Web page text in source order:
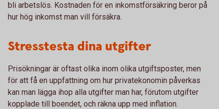
bli arbetslös. Kostnaden för en inkomstförsäkring beror på
hur hög inkomst man vill försäkra.
Stresstesta dina utgifter
Prisökningar är oftast olika inom olika utgiftsposter, men
för att få en uppfattning om hur privatekonomin påverkas
kan man lägga ihop alla utgifter man har, förutom utgifter
kopplade till boendet, och räkna upp med inflation.